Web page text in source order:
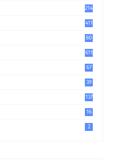
214
411
80
611
67
39
137
16
2